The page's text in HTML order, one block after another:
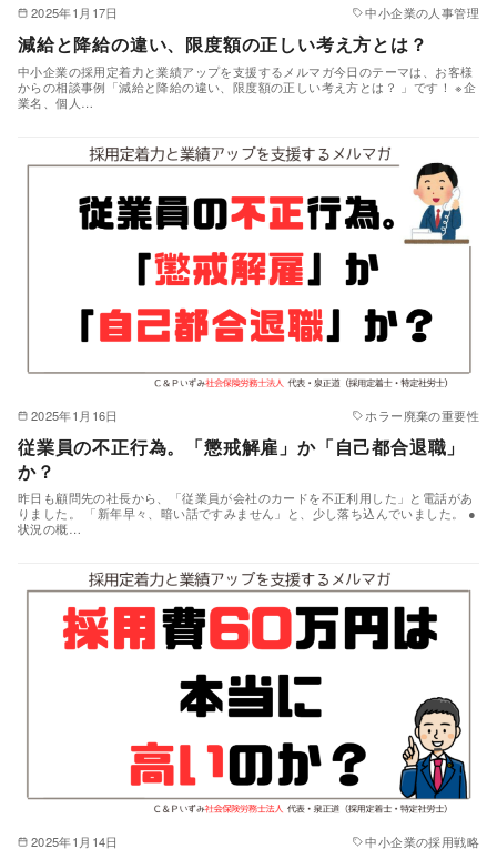
2025年1月17日 中小企業の人事管理
減給と降給の違い、限度額の正しい考え方とは？
中小企業の採用定着力と業績アップを支援するメルマガ今日のテーマは、お客様
からの相談事例「減給と降給の違い、限度額の正しい考え方とは？ 」です！ ※企
業名、個人…
2025年1月16日 ホラー廃棄の重要性
従業員の不正行為。「懲戒解雇」か「自己都合退職」
か？
昨日も顧問先の社長から、「従業員が会社のカードを不正利用した」と電話があ
りました。 「新年早々、暗い話ですみません」と、少し落ち込んでいました。 ●
状況の概…
2025年1月14日 中小企業の採用戦略